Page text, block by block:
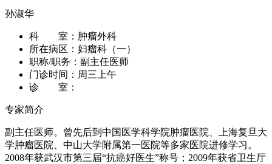
孙淑华
科 室： 肿瘤外科
所在病区： 妇瘤科（一）
职称/职务： 副主任医师
门诊时间： 周三上午
诊 室：
专家简介
副主任医师。曾先后到中国医学科学院肿瘤医院、上海复旦大
学肿瘤医院、中山大学附属第一医院等多家医院进修学习。
2008年获武汉市第三届“抗癌好医生”称号；2009年获省卫生厅